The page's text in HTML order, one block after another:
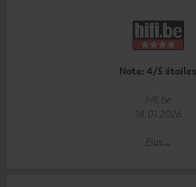
Note: 4/5 étoiles
hifi.be
18.01.2026
Plus…